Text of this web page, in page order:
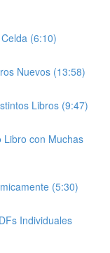
(6:10)
Nuevos (13:58)
Libros (9:47)
Libro con Muchas
(5:30)
Individuales